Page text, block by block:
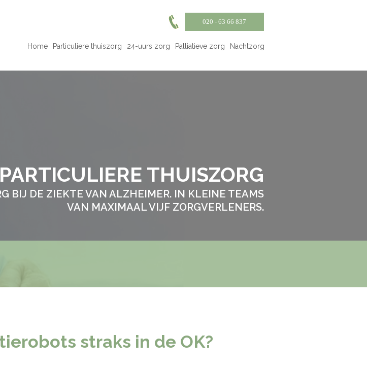
020 - 63 66 837
Home Particuliere thuiszorg 24-uurs zorg Palliatieve zorg Nachtzorg
PARTICULIERE THUISZORG
BIJ DE ZIEKTE VAN ALZHEIMER. IN KLEINE TEAMS
VAN MAXIMAAL VIJF ZORGVERLENERS.
straks in de OK?